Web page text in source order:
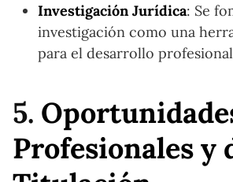
Investigación Jurídica: Se
investigación como una
para el desarrollo
5.
Profesionales y